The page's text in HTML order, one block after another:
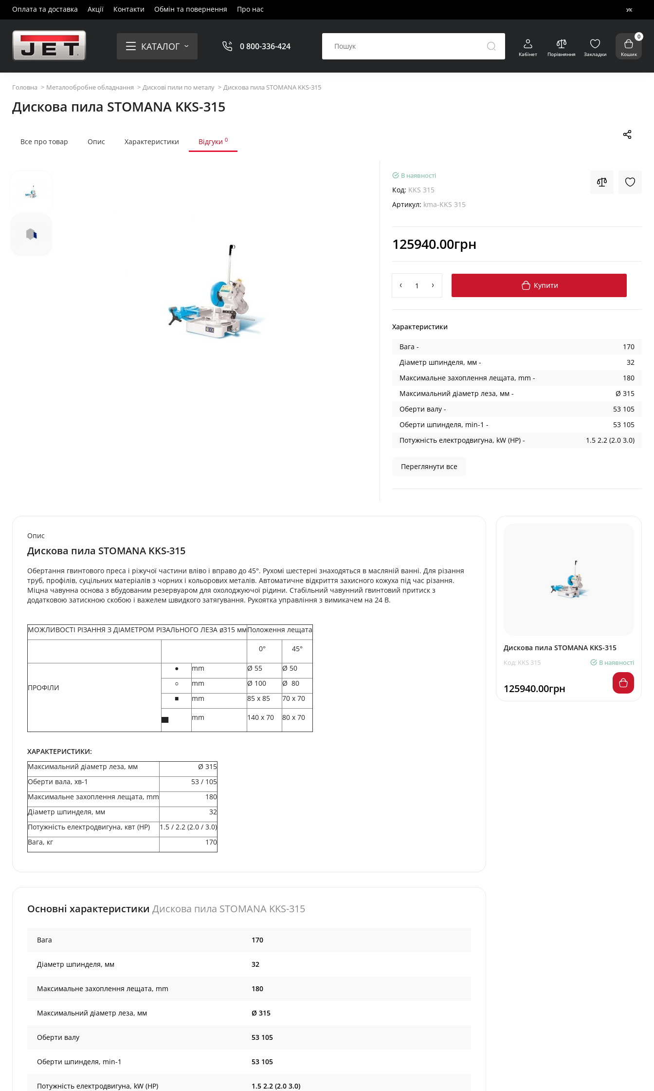
Оплата та доставка Акції Контакти Обмін та повернення Про нас УК
КАТАЛОГ 0 800-336-424
Кабінет Порівняння Закладки
0
Кошик
Головна Металообробне обладнання Дискові пили по металу Дискова пила STOMANA KKS-315
Дискова пила STOMANA KKS-315
Все про товар Опис Характеристики Відгуки 0
В наявності
Код: KKS 315
Артикул: kma-KKS 315
125940.00грн
Купити
Характеристики
Вага -
170
Діаметр шпинделя, мм -
32
Максимальне захоплення лещата, mm -
180
Максимальний діаметр леза, мм -
Ø 315
Оберти валу -
53 105
Оберти шпинделя, min-1 -
53 105
Потужність електродвигуна, kW (HP) -
1.5 2.2 (2.0 3.0)
Переглянути все
Опис
Дискова пила STOMANA KKS-315
Обертання гвинтового преса і ріжучої частини вліво і вправо до 45°. Рухомі шестерні знаходяться в масляній ванні. Для різання
труб, профілів, суцільних матеріалів з чорних і кольорових металів. Автоматичне відкриття захисного кожуха під час різання.
Міцна чавунна основа з вбудованим резервуаром для охолоджуючої рідини. Стабільний чавунний гвинтовий притиск з
додатковою затискною скобою і важелем швидкого затягування. Рукоятка управління з вимикачем на 24 В.
МОЖЛИВОСТІ РІЗАННЯ З ДІАМЕТРОМ РІЗАЛЬНОГО ЛЕЗА ø315 ммПоложення лещата
0° 45°
ПРОФІЛИ
● mm Ø 55
Ø 50
○
mm Ø 100
Ø 80
■
mm 85 x 85 70 x 70
▄ mm 140 x 70 80 x 70
ХАРАКТЕРИСТИКИ:
Максимальний діаметр леза, мм
Ø 315
Оберти вала, хв-1
53 / 105
Максимальне захоплення лещата, mm
180
Діаметр шпинделя, мм
32
Потужність електродвигуна, квт (HP)
1.5 / 2.2 (2.0 / 3.0)
Вага, кг
170
Основні характеристики Дискова пила STOMANA KKS-315
Вага 170
Діаметр шпинделя, мм 32
Максимальне захоплення лещата, mm 180
Максимальний діаметр леза, мм Ø 315
Оберти валу 53 105
Оберти шпинделя, min-1 53 105
Потужність електродвигуна, kW (HP) 1.5 2.2 (2.0 3.0)
Дискова пила STOMANA KKS-315
Код: KKS 315 В наявності
125940.00грн